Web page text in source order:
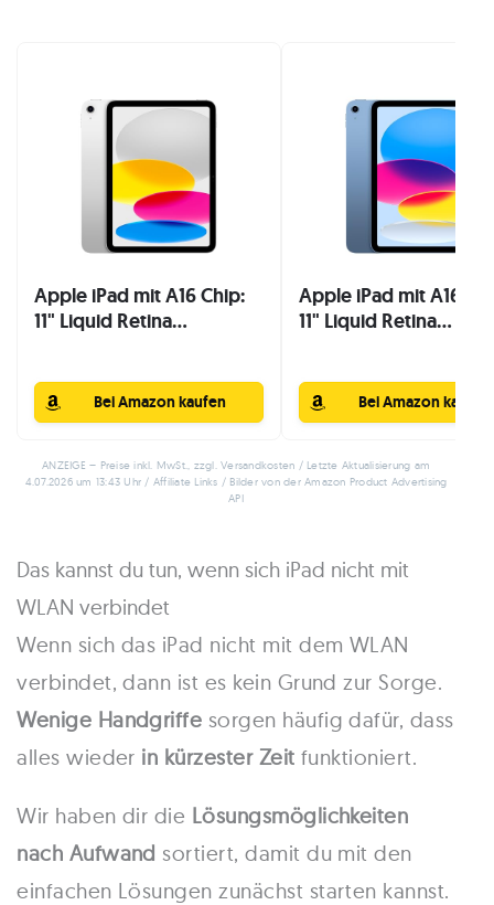
Apple iPad mit A16 Chip:
11" Liquid Retina...
Bei Amazon kaufen
Apple iPad mit A16
11" Liquid Retina...
Bei Amazon kaufen
ANZEIGE – Preise inkl. MwSt., zzgl. Versandkosten / Letzte Aktualisierung am
4.07.2026 um 13:43 Uhr / Affiliate Links / Bilder von der Amazon Product Advertising
API
Das kannst du tun, wenn sich iPad nicht mit
WLAN verbindet
Wenn sich das iPad nicht mit dem WLAN
verbindet, dann ist es kein Grund zur Sorge.
Wenige Handgriffe sorgen häufig dafür, dass
alles wieder in kürzester Zeit funktioniert.
Wir haben dir die Lösungsmöglichkeiten
nach Aufwand sortiert, damit du mit den
einfachen Lösungen zunächst starten kannst.